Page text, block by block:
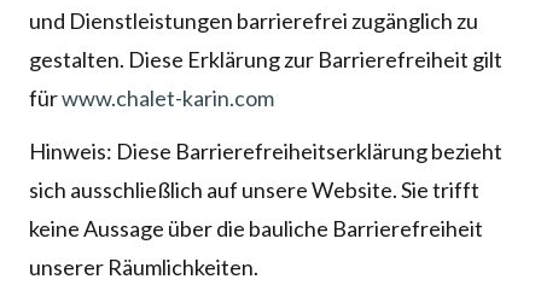
und Dienstleistungen barrierefrei zugänglich zu
gestalten. Diese Erklärung zur Barrierefreiheit gilt
fürwww.chalet-karin.com
Hinweis: Diese Barrierefreiheitserklärung bezieht
sich ausschließlich auf unsere Website. Sie trifft
keine Aussage über die bauliche Barrierefreiheit
unserer Räumlichkeiten.